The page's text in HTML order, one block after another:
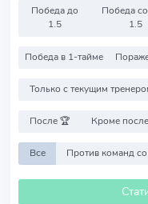
Победа до
1.5
Победа
1.5
Победа в 1-тайме
Только с текущим
После 🏆 Кроме
Все